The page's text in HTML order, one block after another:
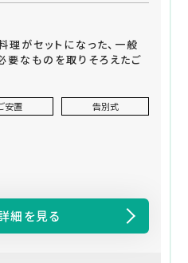
理がセットになった、一般
なものを取りそろえたご
安置 告別式
細を見る